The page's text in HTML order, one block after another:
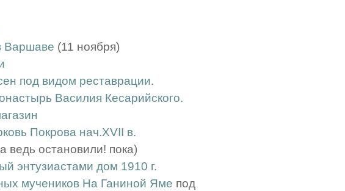
Варшаве (11 ноября)
под видом реставрации.
Василия Кесарийского.
Покрова нач.XVII в.
ведь остановили! пока)
энтузиастами дом 1910 г.
мучеников На Ганиной Яме под